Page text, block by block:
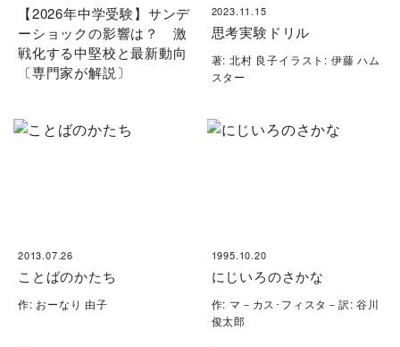
【2026年中学受験】サンデ
ーショックの影響は？ 激
戦化する中堅校と最新動向
〔専門家が解説〕
2023.11.15
思考実験ドリル
著: 北村 良子イラスト: 伊藤 ハム
スター
2013.07.26
ことばのかたち
作: おーなり 由子
1995.10.20
にじいろのさかな
作: マ－カス･フィスタ－訳: 谷川
俊太郎